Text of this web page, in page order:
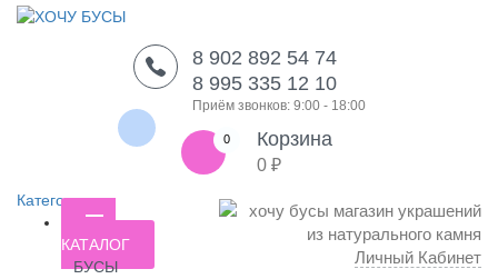
8 902 892 54 74
8 995 335 12 10
Приём звонков: 9:00 - 18:00
0 Корзина
0 ₽
Категории
КАТАЛОГ
БУСЫ
Личный Кабинет